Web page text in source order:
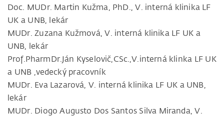
Doc. MUDr. Martin Kužma, PhD., V. interná klinika LF
UK a UNB, lekár
MUDr. Zuzana Kužmová, V. interná klinika LF UK a
UNB, lekár
Prof.PharmDr.Ján Kyselovič,CSc.,V.interná klinka LF UK
a UNB ,vedecký pracovník
MUDr. Eva Lazarová, V. interná klinika LF UK a UNB,
lekár
MUDr. Diogo Augusto Dos Santos Silva Miranda, V.